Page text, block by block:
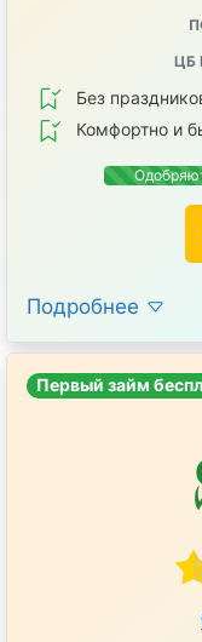
ЦБ
Без
Комфортно и
Подробнее
Первый займ